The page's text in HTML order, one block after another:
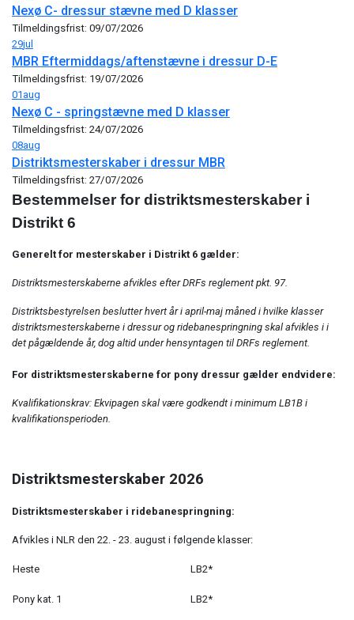
Nexø C- dressur stævne med D klasser
Tilmeldingsfrist: 09/07/2026
29jul
MBR Eftermiddags/aftenstævne i dressur D-E
Tilmeldingsfrist: 19/07/2026
01aug
Nexø C - springstævne med D klasser
Tilmeldingsfrist: 24/07/2026
08aug
Distriktsmesterskaber i dressur MBR
Tilmeldingsfrist: 27/07/2026
Bestemmelser for distriktsmesterskaber i
Distrikt 6
Generelt for mesterskaber i Distrikt 6 gælder:
Distriktsmesterskaberne afvikles efter DRFs reglement pkt. 97.
Distriktsbestyrelsen beslutter hvert år i april-maj måned i hvilke klasser
distriktsmesterskaberne i dressur og ridebanespringning skal afvikles i i
det pågældende år, dog altid under hensyntagen til DRFs reglement.
For distriktsmesterskaberne for pony dressur gælder endvidere:
Kvalifikationskrav: Ekvipagen skal være godkendt i minimum LB1B i
kvalifikationsperioden.
Distriktsmesterskaber 2026
Distriktsmesterskaber i ridebanespringning:
Afvikles i NLR den 22. - 23. august i følgende klasser:
Heste LB2*
Pony kat. 1 LB2*